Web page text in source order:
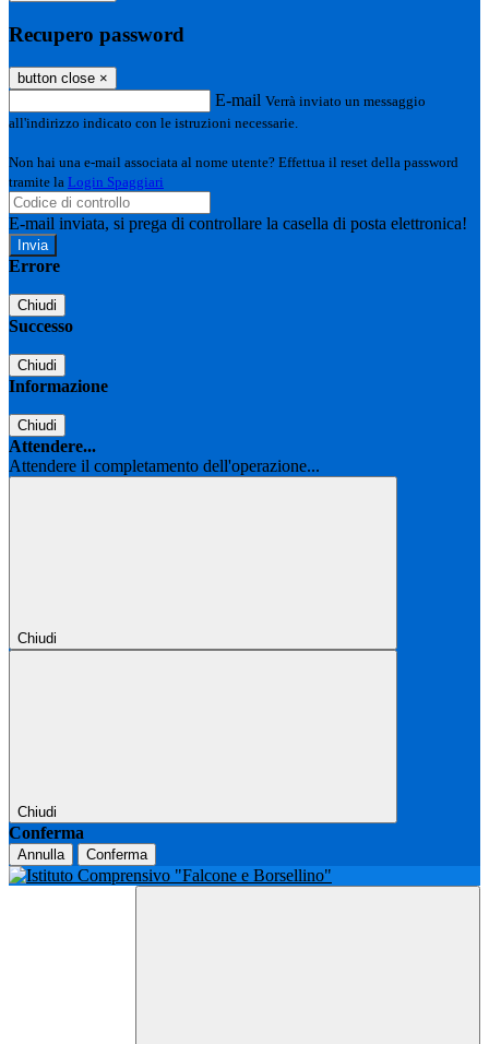
Recupero password
button close ×
E-mail Verrà inviato un messaggio
all'indirizzo indicato con le istruzioni necessarie.
Non hai una e-mail associata al nome utente? Effettua il reset della password
tramite la Login Spaggiari
E-mail inviata, si prega di controllare la casella di posta elettronica!
Errore
Chiudi
Successo
Chiudi
Informazione
Chiudi
Attendere...
Attendere il completamento dell'operazione...
Chiudi
Chiudi
Conferma
Annulla Conferma